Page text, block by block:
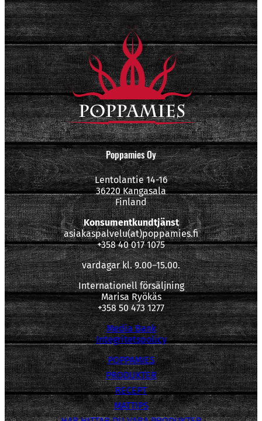
Poppamies Oy
Lentolantie 14-16
36220 Kangasala
Finland
Konsumentkundtjänst
asiakaspalvelu(at)poppamies.fi
+358 40 017 1075
vardagar kl. 9.00–15.00.
Internationell försäljning
Marisa Ryökäs
+358 50 473 1277
Media Bank
Integritetspolicy
POPPAMIES
PRODUKTER
RECEPT
MATTIPS